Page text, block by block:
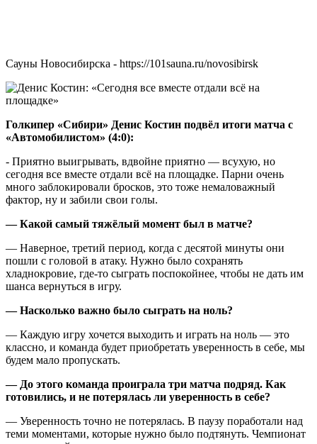
Сауны Новосибирска - https://101sauna.ru/novosibirsk
Голкипер «Сибири» Денис Костин подвёл итоги матча с
«Автомобилистом» (4:0):
- Приятно выигрывать, вдвойне приятно — всухую, но
сегодня все вместе отдали всё на площадке. Парни очень
много заблокировали бросков, это тоже немаловажный
фактор, ну и забили свои голы.
— Какой самый тяжёлый момент был в матче?
— Наверное, третий период, когда с десятой минуты они
пошли с головой в атаку. Нужно было сохранять
хладнокровие, где-то сыграть поспокойнее, чтобы не дать им
шанса вернуться в игру.
— Насколько важно было сыграть на ноль?
— Каждую игру хочется выходить и играть на ноль — это
классно, и команда будет приобретать уверенность в себе, мы
будем мало пропускать.
— До этого команда проиграла три матча подряд. Как
готовились, и не потерялась ли уверенность в себе?
— Уверенность точно не потерялась. В паузу поработали над
теми моментами, которые нужно было подтянуть. Чемпионат